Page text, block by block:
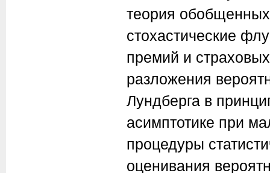
теория
стохастические
премий и
разложения
Лундберга в
асимптотике при
процедуры
оценивания